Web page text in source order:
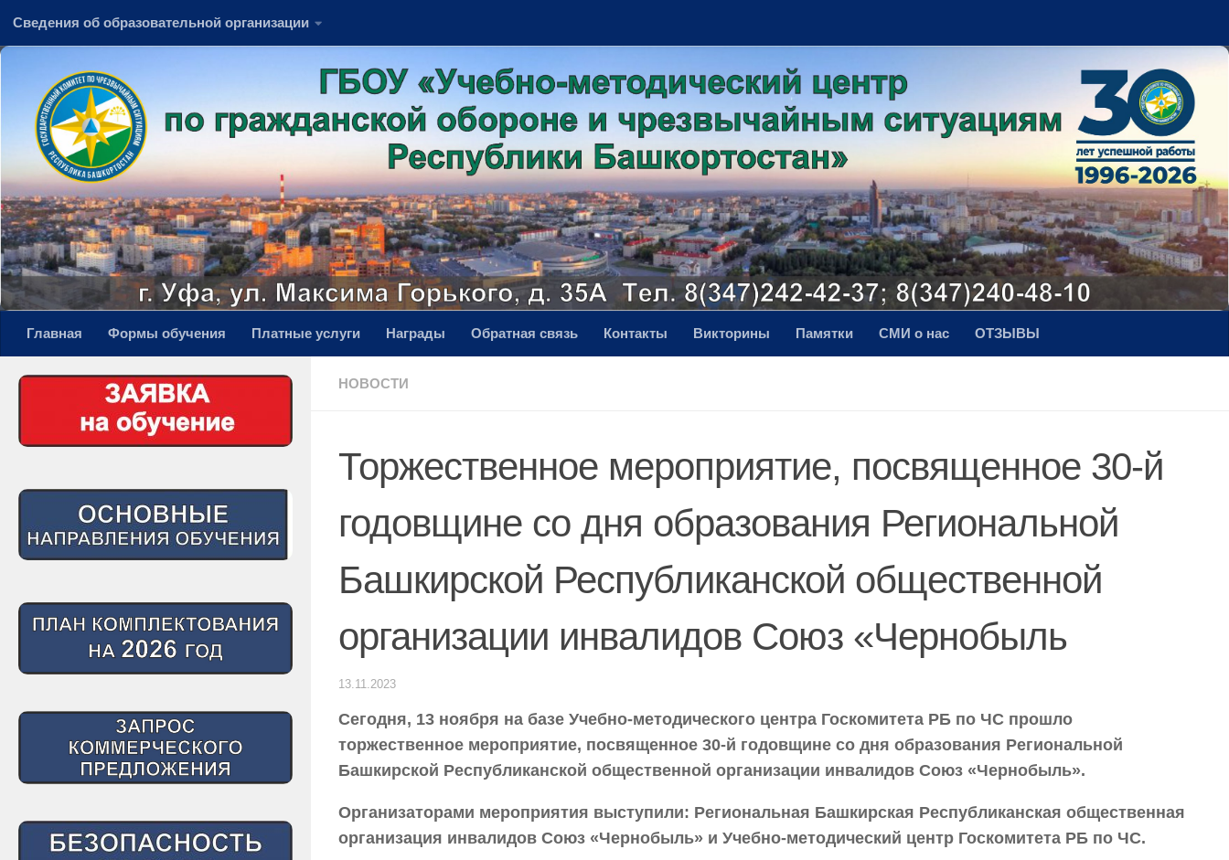
Перейти к содержимому
Сведения об образовательной организации
Главная Формы обучения Платные услуги Награды Обратная связь Контакты Викторины Памятки СМИ о нас ОТЗЫВЫ
НОВОСТИ
Торжественное мероприятие, посвященное 30-й
годовщине со дня образования Региональной
Башкирской Республиканской общественной
организации инвалидов Союз «Чернобыль
13.11.2023
Сегодня, 13 ноября на базе Учебно-методического центра Госкомитета РБ по ЧС прошло
торжественное мероприятие, посвященное 30-й годовщине со дня образования Региональной
Башкирской Республиканской общественной организации инвалидов Союз «Чернобыль».
Организаторами мероприятия выступили: Региональная Башкирская Республиканская общественная
организация инвалидов Союз «Чернобыль» и Учебно-методический центр Госкомитета РБ по ЧС.